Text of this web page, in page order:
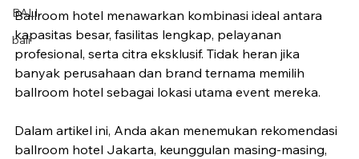
BALI
bali
Ballroom hotel menawarkan kombinasi ideal antara
kapasitas besar, fasilitas lengkap, pelayanan
profesional, serta citra eksklusif. Tidak heran jika
banyak perusahaan dan brand ternama memilih
ballroom hotel sebagai lokasi utama event mereka.
Dalam artikel ini, Anda akan menemukan rekomendasi
ballroom hotel Jakarta, keunggulan masing-masing,